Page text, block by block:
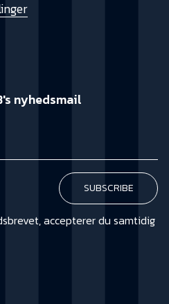
nyhedsmail
accepterer du samtidig